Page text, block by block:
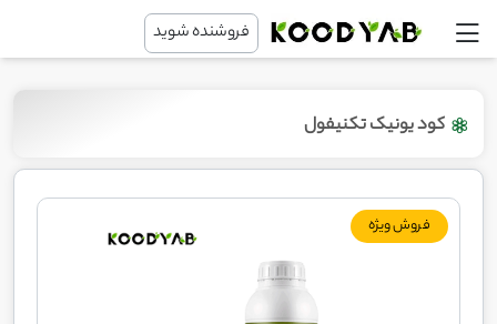
فروشنده شوید
کود یونیک تکنیفول
فروش ویژه